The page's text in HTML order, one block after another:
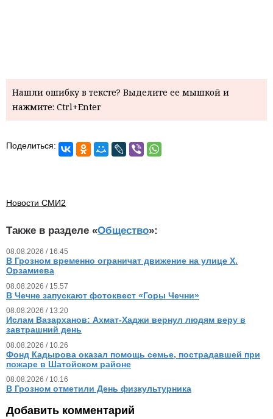
Нашли ошибку в тексте? Выделите ее мышкой и
нажмите: Ctrl+Enter
Поделиться:
Новости СМИ2
Также в разделе «Общество»:
08.08.2026 / 16.45
В Грозном временно ограничат движение на улице Х.
Орзамиева
08.08.2026 / 15.57
В Чечне запускают фотоквест «Горы Чечни»
08.08.2026 / 13.20
Ислам Вазарханов: Ахмат-Хаджи вернул людям веру в
завтрашний день
08.08.2026 / 10.26
Фонд Кадырова оказал помощь семье, пострадавшей при
пожаре в Шатойском районе
08.08.2026 / 10.16
В Грозном отметили День физкультурника
Добавить комментарий